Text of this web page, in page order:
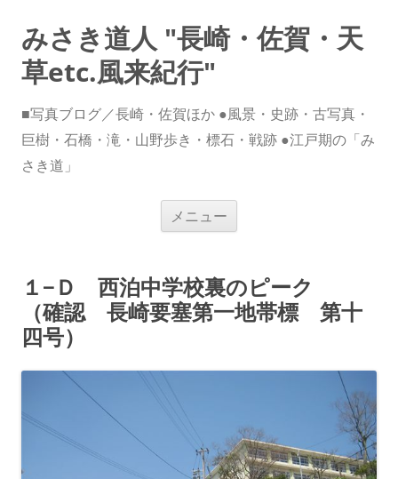
みさき道人 "長崎・佐賀・天
草etc.風来紀行"
■写真ブログ／長崎・佐賀ほか ●風景・史跡・古写真・
巨樹・石橋・滝・山野歩き・標石・戦跡 ●江戸期の「み
さき道」
メニュー
ス
キ
ッ
プ
１−Ｄ 西泊中学校裏のピーク
（確認 長崎要塞第一地帯標 第十
四号）